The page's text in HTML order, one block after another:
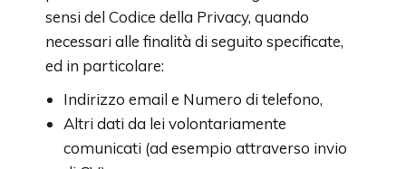
sensi del Codice della Privacy, quando
necessari alle finalità di seguito specificate,
ed in particolare:
Indirizzo email e Numero di telefono,
Altri dati da lei volontariamente
comunicati (ad esempio attraverso invio